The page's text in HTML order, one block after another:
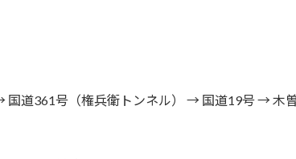
道361号（権兵衛トンネル） → 国道19号 → 木